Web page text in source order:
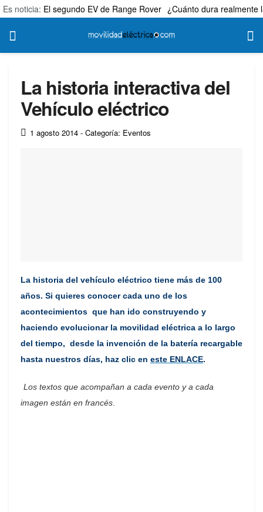
Es noticia: El segundo EV de Range Rover ¿Cuánto dura realmente
La historia interactiva del
Vehículo eléctrico
1 agosto 2014 - Categoría: Eventos
La historia del vehículo eléctrico tiene más de 100
años. Si quieres conocer cada uno de los
acontecimientos que han ido construyendo y
haciendo evolucionar la movilidad eléctrica a lo largo
del tiempo, desde la invención de la batería recargable
hasta nuestros días, haz clic en este ENLACE.
Los textos que acompañan a cada evento y a cada
imagen están en francés